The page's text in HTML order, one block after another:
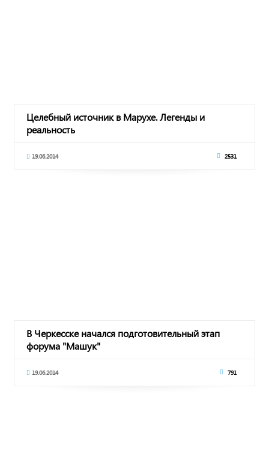
Целебный источник в Марухе. Легенды и
реальность
19.06.2014 2531
В Черкесске начался подготовительный этап
форума "Машук"
19.06.2014 791